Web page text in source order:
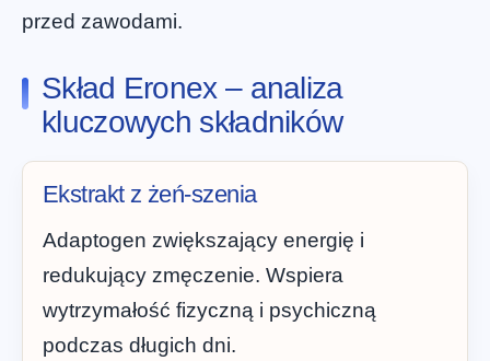
przed zawodami.
Skład Eronex – analiza
kluczowych składników
Ekstrakt z żeń-szenia
Adaptogen zwiększający energię i
redukujący zmęczenie. Wspiera
wytrzymałość fizyczną i psychiczną
podczas długich dni.